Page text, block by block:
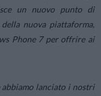
un nuovo punto di
nuova piattaforma,
Phone 7 per offrire ai
lanciato i nostri